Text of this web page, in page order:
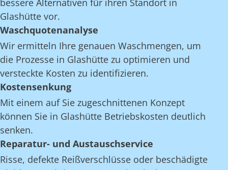
bessere Alternativen für ihren Standort in
Glashütte vor.
Waschquotenanalyse
Wir ermitteln Ihre genauen Waschmengen, um
die Prozesse in Glashütte zu optimieren und
versteckte Kosten zu identifizieren.
Kostensenkung
Mit einem auf Sie zugeschnittenen Konzept
können Sie in Glashütte Betriebskosten deutlich
senken.
Reparatur- und Austauschservice
Risse, defekte Reißverschlüsse oder beschädigte